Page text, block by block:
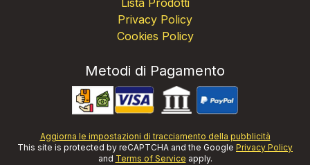
Privacy Policy
Cookies Policy
Metodi di Pagamento
Aggiorna le impostazioni di tracciamento della pubblicità
This site is protected by reCAPTCHA and the Google Privacy Policy
and Terms of Service apply.